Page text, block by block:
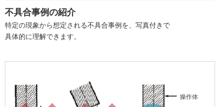
不具合事例の紹介
特定の現象から想定される不具合事例を、写真付きで
具体的に理解できます。